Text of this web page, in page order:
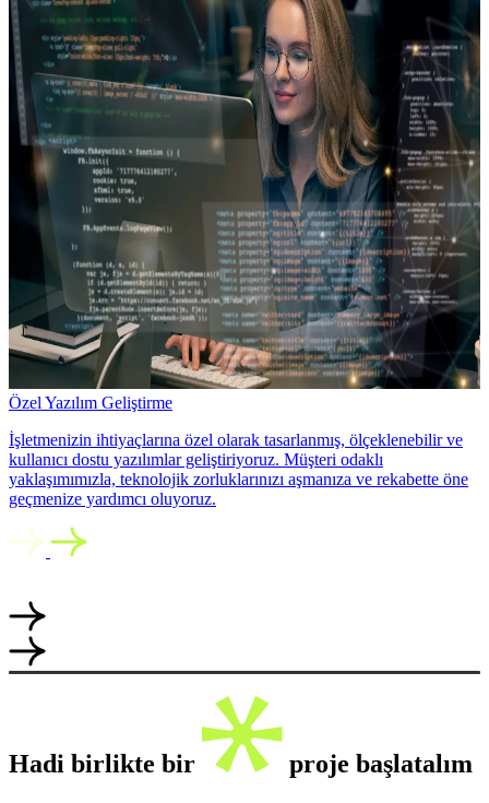
Özel Yazılım Geliştirme
İşletmenizin ihtiyaçlarına özel olarak tasarlanmış, ölçeklenebilir ve
kullanıcı dostu yazılımlar geliştiriyoruz. Müşteri odaklı
yaklaşımımızla, teknolojik zorluklarınızı aşmanıza ve rekabette öne
geçmenize yardımcı oluyoruz.
Hadi birlikte bir proje başlatalım